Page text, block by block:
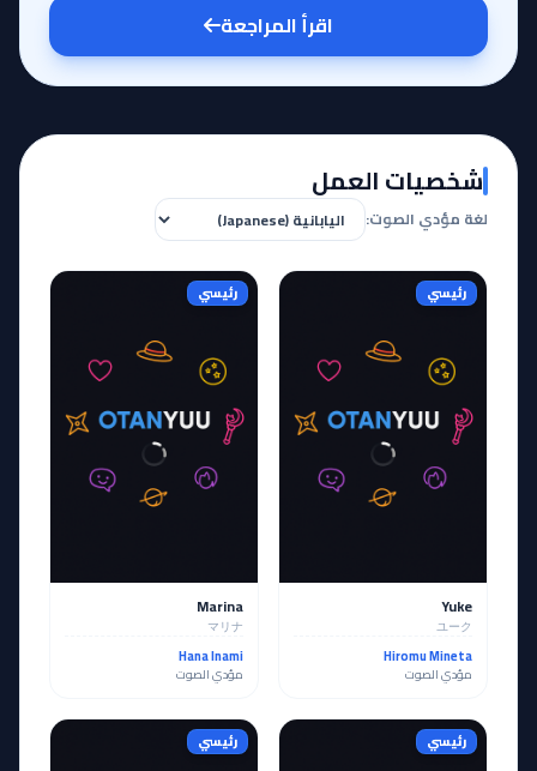
اقرأ المراجعة
شخصيات العمل
لغة مؤدي الصوت:
رئيسي
Yuke
ユーク
Hiromu Mineta
مؤدي الصوت
رئيسي
Marina
マリナ
Hana Inami
مؤدي الصوت
رئيسي رئيسي